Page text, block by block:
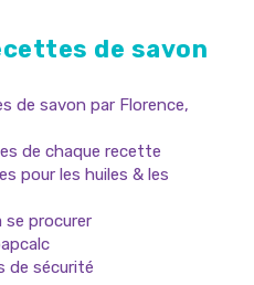
de savon
de savon par Florence,
de chaque recette
pour les huiles & les
se procurer
de sécurité